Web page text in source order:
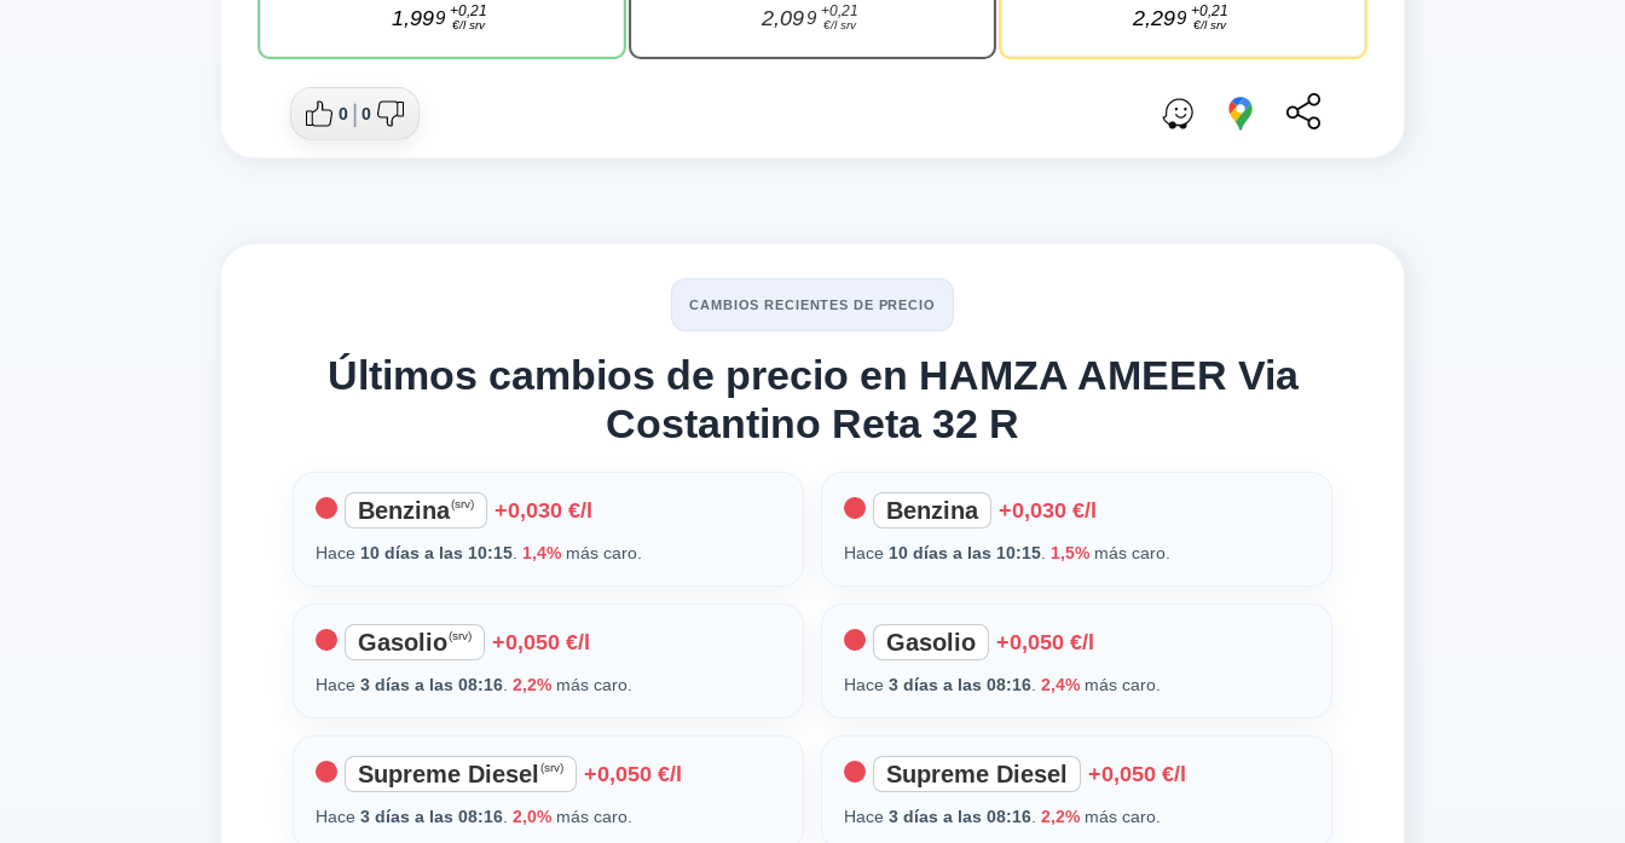
1,999 +0,21
€/l srv 2,099 +0,21
€/l srv 2,299 +0,21
€/l srv
0 0
CAMBIOS RECIENTES DE PRECIO
Últimos cambios de precio en HAMZA AMEER Via
Costantino Reta 32 R
Benzina(srv) +0,030 €/l
Hace 10 días a las 10:15 1,4% más caro.
Benzina +0,030 €/l
Hace 10 días a las 10:15 1,5% más caro.
Gasolio(srv) +0,050 €/l
Hace 3 días a las 08:16 2,2% más caro.
Gasolio +0,050 €/l
Hace 3 días a las 08:16 2,4% más caro.
Supreme Diesel (srv) +0,050 €/l
Hace 3 días a las 08:16 2,0% más caro.
Supreme Diesel +0,050 €/l
Hace 3 días a las 08:16 2,2% más caro.